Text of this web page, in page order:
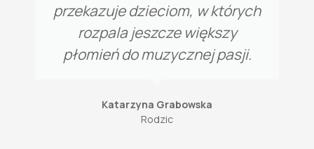
przekazuje dzieciom, w których
rozpala jeszcze większy
płomień do muzycznej pasji.
Katarzyna Grabowska
Rodzic